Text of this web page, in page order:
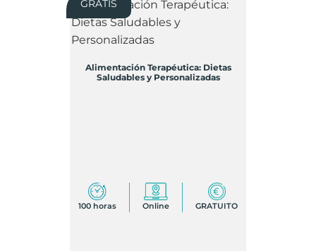
GRATIS
Alimentación Terapéutica: Dietas
Saludables y Personalizadas
100 horas Online GRATUITO